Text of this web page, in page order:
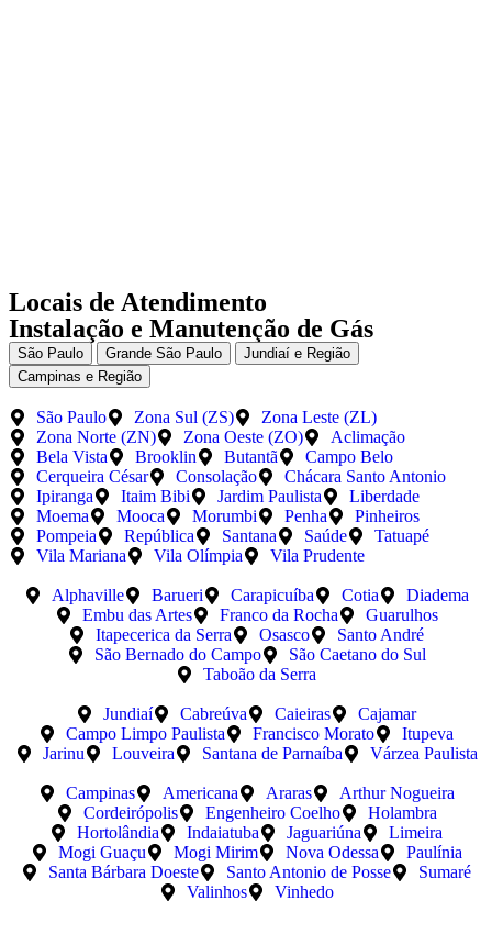
Locais de Atendimento
Instalação e Manutenção de Gás
São Paulo Grande São Paulo
Jundiaí e Região
Campinas e Região
São Paulo Zona Sul (ZS)
Zona Leste (ZL)
Zona Norte (ZN)
Zona Oeste (ZO)
Aclimação
Bela Vista
Brooklin Butantã
Campo Belo
Cerqueira César
Consolação
Chácara Santo Antonio
Ipiranga
Itaim Bibi Jardim Paulista
Liberdade
Moema
Mooca Morumbi Penha
Pinheiros
Pompeia
República Santana Saúde
Tatuapé
Vila Mariana
Vila Olímpia Vila Prudente
Alphaville Barueri Carapicuíba Cotia
Diadema
Embu das Artes
Franco da Rocha
Guarulhos
Itapecerica da Serra
Osasco
Santo André
São Bernado do Campo
São Caetano do Sul
Taboão da Serra
Jundiaí Cabreúva Caieiras
Cajamar
Campo Limpo Paulista
Francisco Morato
Itupeva
Jarinu
Louveira Santana de Parnaíba Várzea Paulista
Campinas Americana Araras
Arthur Nogueira
Cordeirópolis
Engenheiro Coelho
Holambra
Hortolândia
Indaiatuba Jaguariúna
Limeira
Mogi Guaçu
Mogi Mirim Nova Odessa
Paulínia
Santa Bárbara Doeste
Santo Antonio de Posse
Sumaré
Valinhos
Vinhedo